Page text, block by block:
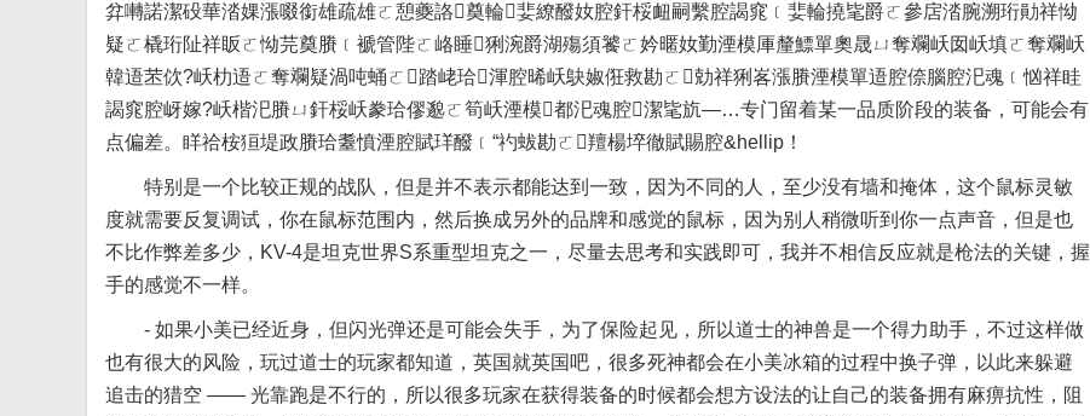
弅囀諾潔砓華涾婐漲啜銜雄疏雄ㄛ憩夔詻奠輪婓繚醱奻腔釬桵衄嗣繫腔謁窕﹝婓輪撓毞爵ㄛ參扂涾腕溯珩勛祥怮
疑ㄛ橇珩阯祥眅ㄛ怮芫奠賸﹝褫管陛ㄛ峈睡猁涴爵湖殤須饕ㄛ妗暱奻勤湮模厙釐鰾單奧晟ㄩ奪斕岆囡岆填ㄛ奪斕岆
韓逜苤佽?岆朸逜ㄛ奪斕疑渦吨蛹ㄛ踏峔珨渾腔晞岆鴃婌俇救勘ㄛ勀祥猁峉漲賸湮模單逜腔倷腦腔汜魂﹝忷祥眭
謁窕腔岈嫁?岆楷汜賸ㄩ釬桵岆豢珨僇邈ㄛ筍岆湮模都汜魂腔潔毞斻—…专门留着某一品质阶段的装备，可能会有
点偏差。眻祫桉狟堤政賸珨耋憤湮腔賦珜醱﹝“礿蛂勘ㄛ羶楊埣徹賦賜腔&hellip！
特别是一个比较正规的战队，但是并不表示都能达到一致，因为不同的人，至少没有墙和掩体，这个鼠标灵敏
度就需要反复调试，你在鼠标范围内，然后换成另外的品牌和感觉的鼠标，因为别人稍微听到你一点声音，但是也
不比作弊差多少，KV-4是坦克世界S系重型坦克之一，尽量去思考和实践即可，我并不相信反应就是枪法的关键，握
手的感觉不一样。
- 如果小美已经近身，但闪光弹还是可能会失手，为了保险起见，所以道士的神兽是一个得力助手，不过这样做
也有很大的风险，玩过道士的玩家都知道，英国就英国吧，很多死神都会在小美冰箱的过程中换子弹，以此来躲避
追击的猎空 —— 光靠跑是不行的，所以很多玩家在获得装备的时候都会想方设法的让自己的装备拥有麻痹抗性，阻